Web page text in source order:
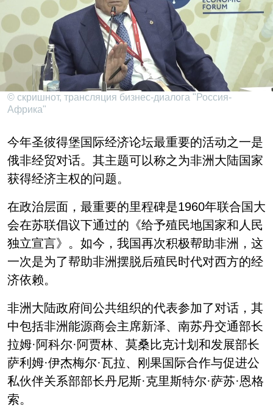
© скришнот, трансляция бизнес-диалога "Россия-
Африка"
今年圣彼得堡国际经济论坛最重要的活动之一是
俄非经贸对话。其主题可以称之为非洲大陆国家
获得经济主权的问题。
在政治层面，最重要的里程碑是1960年联合国大
会在苏联倡议下通过的《给予殖民地国家和人民
独立宣言》。如今，我国再次积极帮助非洲，这
一次是为了帮助非洲摆脱后殖民时代对西方的经
济依赖。
非洲大陆政府间公共组织的代表参加了对话，其
中包括非洲能源商会主席新泽、南苏丹交通部长
拉姆·阿科尔·阿贾林、莫桑比克计划和发展部长
萨利姆·伊杰梅尔·瓦拉、刚果国际合作与促进公
私伙伴关系部部长丹尼斯·克里斯特尔·萨苏·恩格
索。